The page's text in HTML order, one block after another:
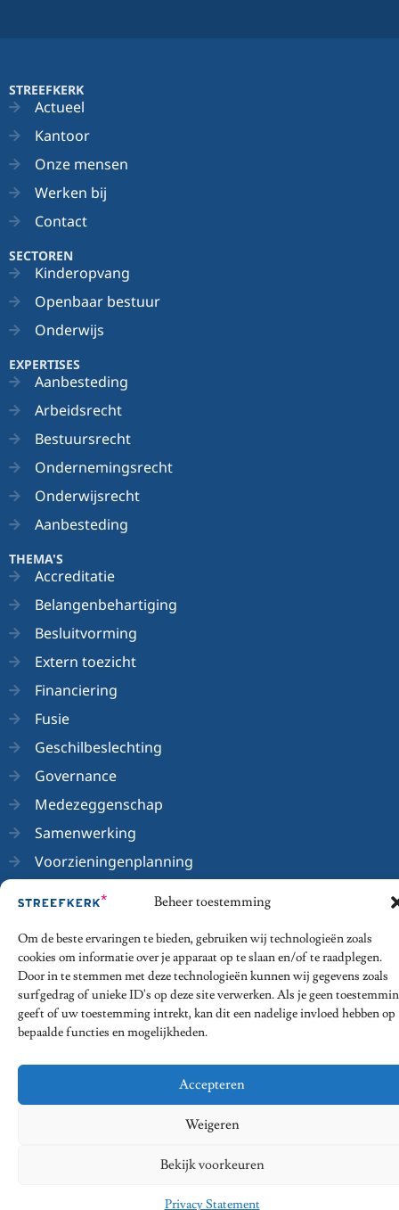
Beheer toestemming
Om de beste ervaringen te bieden, gebruiken wij technologieën zoals
cookies om informatie over je apparaat op te slaan en/of te raadplegen.
Door in te stemmen met deze technologieën kunnen wij gegevens zoals
surfgedrag of unieke ID's op deze site verwerken. Als je geen
geeft of uw toestemming intrekt, kan dit een nadelige invloed hebben op
bepaalde functies en mogelijkheden.
Accepteren
Weigeren
Bekijk voorkeuren
Privacy Statement
STREEFKERK
Actueel
Kantoor
Onze mensen
Werken bij
Contact
SECTOREN
Kinderopvang
Openbaar bestuur
Onderwijs
EXPERTISES
Aanbesteding
Arbeidsrecht
Bestuursrecht
Ondernemingsrecht
Onderwijsrecht
Aanbesteding
THEMA'S
Accreditatie
Belangenbehartiging
Besluitvorming
Extern toezicht
Financiering
Fusie
Geschilbeslechting
Governance
Medezeggenschap
Samenwerking
Voorzieningenplanning
Wetenschappelijk onderzoek
© 2026 - Streefkerk Onderwijsrecht
Privacy Statement
Algemene voorwaarden
Disclaimer